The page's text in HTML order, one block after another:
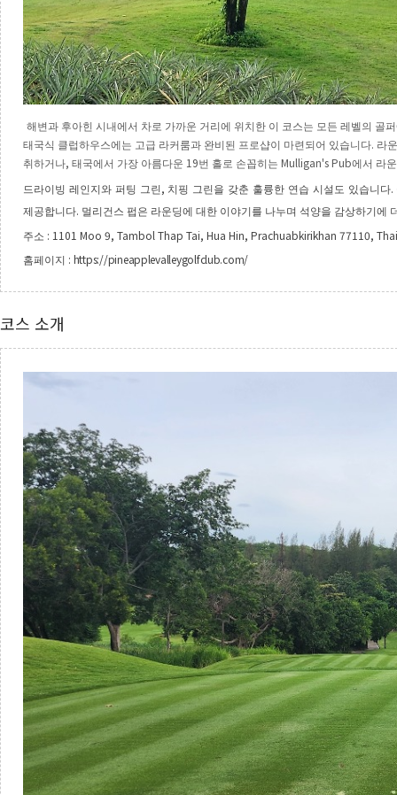
해변과 후아힌 시내에서 차로 가까운 거리에 위치한 이 코스는 모든 레벨의 골
태국식 클럽하우스에는 고급 라커룸과 완비된 프로샵이 마련되어 있습니다. 라
취하거나, 태국에서 가장 아름다운 19번 홀로 손꼽히는 Mulligan's Pub에서 라
드라이빙 레인지와 퍼팅 그린 , 치핑 그린을 갖춘 훌륭한 연습 시설도 있습니다.
제공합니다. 멀리건스 펍은 라운딩에 대한 이야기를 나누며 석양을 감상하기에
주소 : 1101 Moo 9, Tambol Thap Tai, Hua Hin, Prachuabkirikhan 77110,
홈페이지 : https://pineapplevalleygolfclub.com/
코스 소개